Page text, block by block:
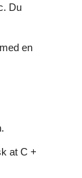
Du
en
at C +